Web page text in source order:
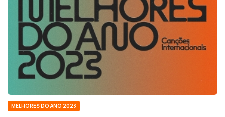
MELHORES DO ANO 2023